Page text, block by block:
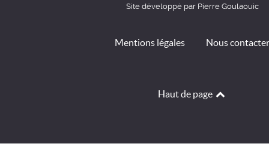
Site développé par Pierre Goulaouic
Mentions légales Nous contacter
Haut de page